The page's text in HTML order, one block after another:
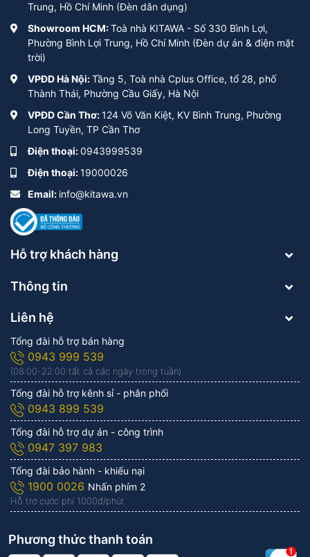
Trung, Hồ Chí Minh (Đèn dân dụng)
Showroom HCM:Toà nhà KITAWA - Số 330 Bình Lợi,
Phường Bình Lợi Trung, Hồ Chí Minh (Đèn dự án & điện mặt
trời)
VPĐD Hà Nội:Tầng 5, Toà nhà Cplus Office, tổ 28, phố
Thành Thái, Phường Cầu Giấy, Hà Nội
VPĐD Cần Thơ:124 Võ Văn Kiệt, KV Bình Trung, Phường
Long Tuyền, TP Cần Thơ
Điện thoại:0943999539
Điện thoại:19000026
Email: info@kitawa.vn
Hỗ trợ khách hàng
Thông tin
Liên hệ
Tổng đài hỗ trợ bán hàng
0943 999 539
(08:00-22:00 tất cả các ngày trong tuần)
Tổng đài hỗ trợ kênh sỉ - phân phối
0943 899 539
Tổng đài hỗ trợ dự án - công trình
0947 397 983
Tổng đài bảo hành - khiếu nại
1900 0026 Nhấn phím 2
Hỗ trợ cước phí 1.000đ/phút
Phương thức thanh toán